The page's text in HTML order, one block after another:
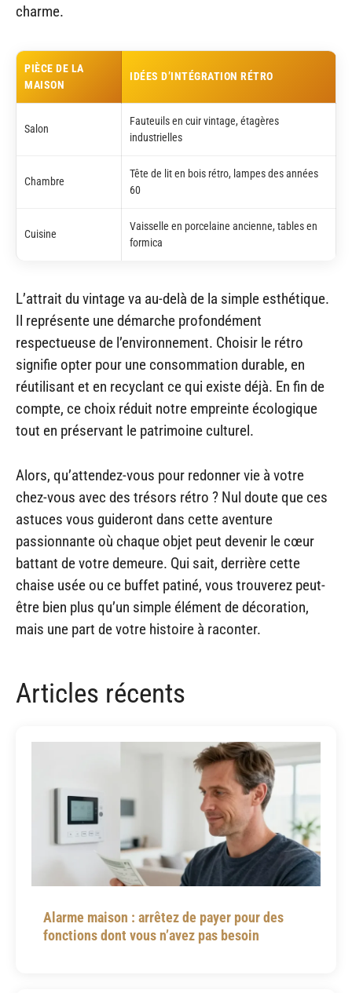
charme.
PIÈCE DE LA
MAISON
IDÉES D’INTÉGRATION RÉTRO
Salon
Fauteuils en cuir vintage, étagères
industrielles
Chambre
Tête de lit en bois rétro, lampes des années
60
Cuisine
Vaisselle en porcelaine ancienne, tables en
formica
L’attrait du vintage va au-delà de la simple esthétique.
Il représente une démarche profondément
respectueuse de l’environnement. Choisir le rétro
signifie opter pour une consommation durable, en
réutilisant et en recyclant ce qui existe déjà. En fin de
compte, ce choix réduit notre empreinte écologique
tout en préservant le patrimoine culturel.
Alors, qu’attendez-vous pour redonner vie à votre
chez-vous avec des trésors rétro ? Nul doute que ces
astuces vous guideront dans cette aventure
passionnante où chaque objet peut devenir le cœur
battant de votre demeure. Qui sait, derrière cette
chaise usée ou ce buffet patiné, vous trouverez peut-
être bien plus qu’un simple élément de décoration,
mais une part de votre histoire à raconter.
Articles récents
Alarme maison : arrêtez de payer pour des
fonctions dont vous n’avez pas besoin